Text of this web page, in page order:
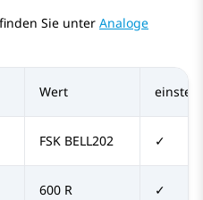
Sie unter Analoge
Wert
FSK BELL202 ✓
600 R ✓